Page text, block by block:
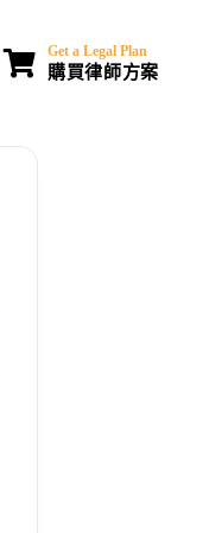
Get a Legal Plan
購買律師方案